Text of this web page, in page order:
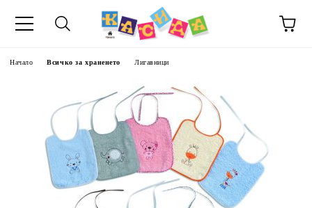
Начало Всичко за храненето Лигавници